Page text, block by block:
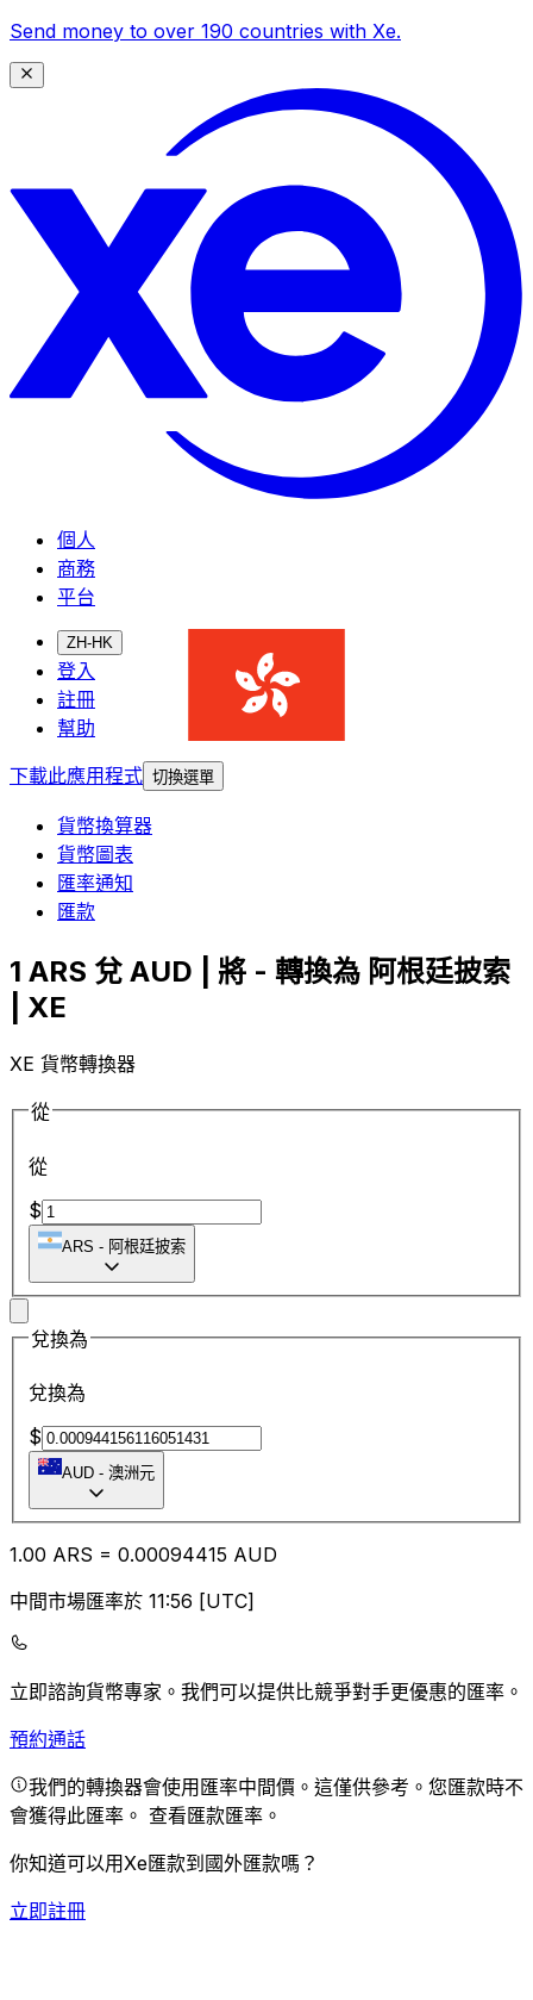
Send money to over 190 countries with Xe.
個人
商務
平台
ZH-HK
登入
註冊
幫助
下載此應用程式 切換選單
貨幣換算器
貨幣圖表
匯率通知
匯款
1 ARS 兌 AUD | 將 - 轉換為 阿根廷披索
| XE
XE 貨幣轉換器
從
從
$
ARS - 阿根廷披索
兌換為
兌換為
$
AUD - 澳洲元
1.00 ARS = 0.00094415 AUD
中間市場匯率於 11:56 [UTC]
立即諮詢貨幣專家。 我們可以提供比競爭對手更優惠的匯率。
預約通話
我們的轉換器會使用匯率中間價。這僅供參考。您匯款時不
會獲得此匯率。 查看匯款匯率。
你知道可以用Xe匯款到國外匯款嗎？
立即註冊